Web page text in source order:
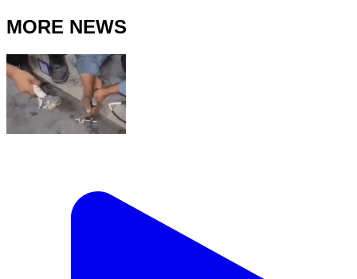
MORE NEWS